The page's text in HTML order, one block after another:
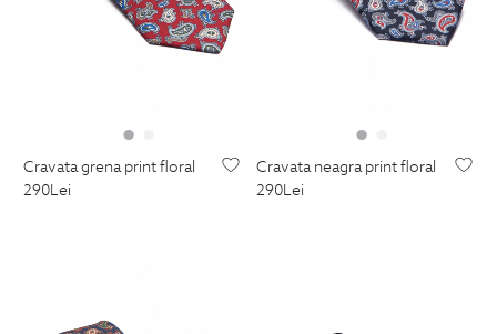
cravata grena print floral
290Lei
cravata neagra print floral
290Lei